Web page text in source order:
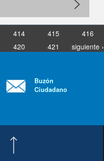
414 415
416
420 421
siguiente ›
Buzón
Ciudadano